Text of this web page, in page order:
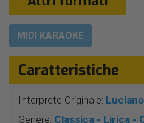
MIDI KARAOKE
Caratteristiche
Interprete Originale:
Genere: Classica - Lirica -